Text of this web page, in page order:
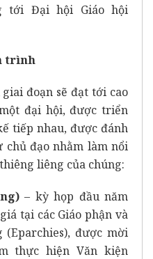
tới Đại hội Giáo hội
trình
đoạn sẽ đạt tới cao
đại hội, được triển
tiếp nhau, được đánh
chủ đạo nhằm làm nổi
liêng của chúng:
– kỳ họp đầu năm
tại các Giáo phận và
(Eparchies), được mời
thực hiện Văn kiện